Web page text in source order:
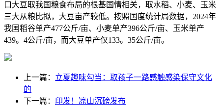
口大豆取我国粮食布局的根基国情相关，取水稻、小麦、玉米
三大从粮比拟，大豆亩产较低。按照国度统计局数据，2024年
我国稻谷单产477公斤/亩、小麦单产396公斤/亩、玉米单产
439。4公斤/亩，而大豆单产仅133。35公斤/亩。
上一篇： 立夏趣味勾当：取孩子一路感触感染保守文化
的
下一篇： 印发！凉山沉磅发布